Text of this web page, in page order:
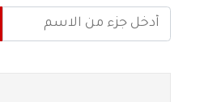
أدخل جزء من الاسم